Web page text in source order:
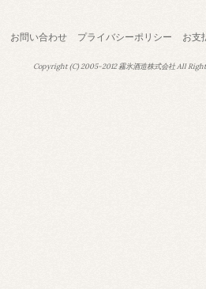
お問い合わせ プライバシーポリシー お支
Copyright (C) 2005-2012 霧氷酒造株式会社 All